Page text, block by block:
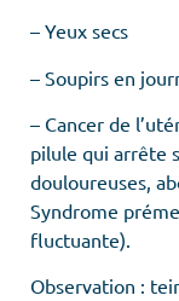
– Yeux secs
– Soupirs en
– Cancer de
pilule qui arrête
douloureuses,
Syndrome
fluctuante).
Observation :